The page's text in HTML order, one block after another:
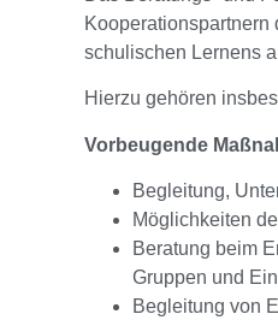
schulischen Lernens
Hierzu gehören
Vorbeugende
Begleitung,
Möglichkeiten
Beratung beim
Gruppen und
Begleitung von